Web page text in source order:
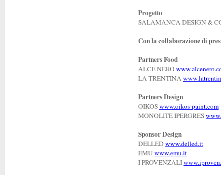
Progetto
SALAMANCA DESIGN &
Con la collaborazione di
Partners Food
ALCE NERO
LA TRENTINA
Partners Design
OIKOSwww.oikos-paint.com
MONOLITE IPERGRES
Sponsor Design
DELLEDwww.delled.it
EMU www.emu.it
I PROVENZALI